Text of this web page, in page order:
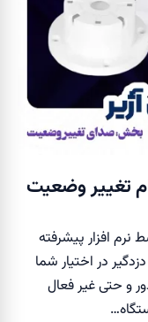
تغییر وضعیت
افزار پیشرفته
در اختیار شما
و حتی غیر فعال